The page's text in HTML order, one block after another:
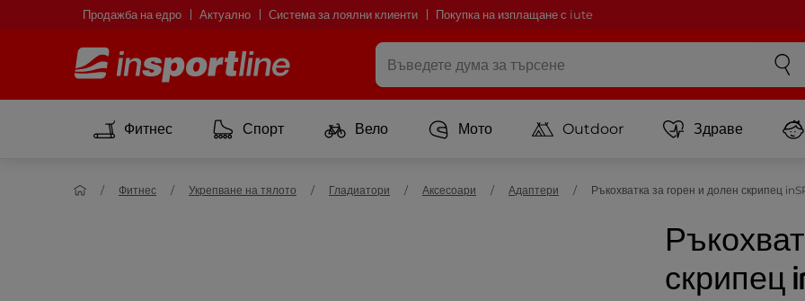
Продажба на едро Актуално Система за лоялни клиенти Покупка на изплащане с iute
Фитнес Спорт Вело Мото Outdoor Здраве
Фитнес Укрепване на тялото Гладиатори Аксесоари Адаптери Ръкохватка за горен и долен скрипец
скрипец